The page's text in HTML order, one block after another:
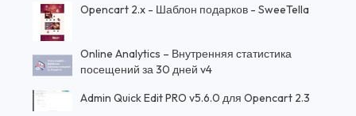
Opencart 2.x - Шаблон подарков - SweeTella
Online Analytics – Внутренняя статистика
посещений за 30 дней v4
Admin Quick Edit PRO v5.6.0 для Opencart 2.3